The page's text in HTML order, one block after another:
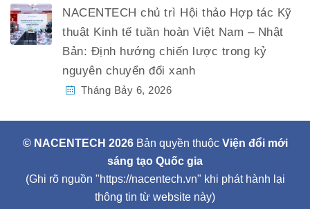
NACENTECH chủ trì Hội thảo Hợp tác Kỹ
thuật Kinh tế tuần hoàn Việt Nam – Nhật
Bản: Định hướng chiến lược trong kỷ
nguyên chuyển đổi xanh
Tháng Bảy 6, 2026
© NACENTECH 2026Bản quyền thuộc Viện đổi mới
sáng tạo Quốc gia
(Ghi rõ nguồn "https://nacentech.vn" khi phát hành lại
thông tin từ website này)